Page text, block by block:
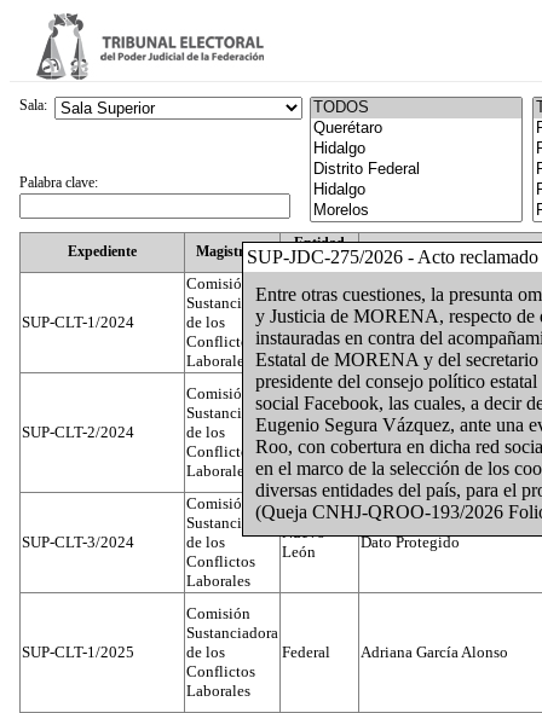
SUP-JDC-275/2026 - Acto reclamado
Entre otras cuestiones, la presunta
y Justicia de MORENA, respecto de
instauradas en contra del
Estatal de MORENA y del
presidente del consejo político
social Facebook, las cuales, a decir
Eugenio Segura Vázquez, ante una
Roo, con cobertura en dicha red
en el marco de la selección de los
diversas entidades del país, para el
(Queja CNHJ-QROO-193/2026
Expediente Magistrado
Entidad
Federativa
SUP-CLT-1/2024
Comisión
Sustanciadora
de los
Conflictos
Laborales
Federal Juan José Serrato Velasco
SUP-CLT-2/2024
Comisión
Sustanciadora
de los
Conflictos
Laborales
Federal José Luis Muñoz Zambrano
SUP-CLT-3/2024
Comisión
Sustanciadora
de los
Conflictos
Laborales
Nuevo
León
Dato Protegido
SUP-CLT-1/2025
Comisión
Sustanciadora
de los
Conflictos
Laborales
Federal Adriana García Alonso
Sala:
Palabra clave: